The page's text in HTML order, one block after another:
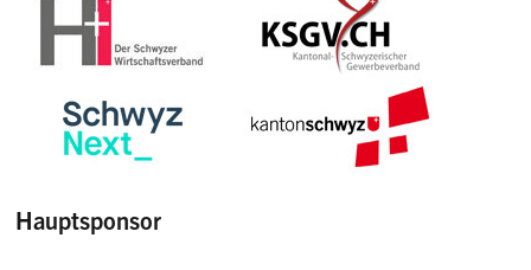
Hauptsponsor